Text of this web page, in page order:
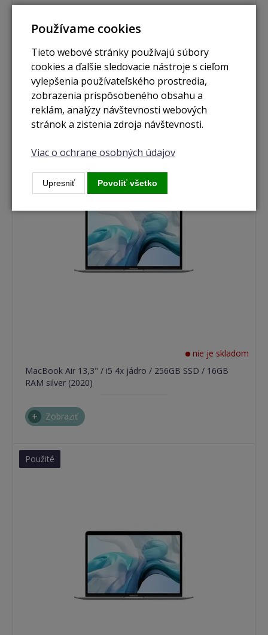
RAM gold (2020) CTO
Zobraziť
Použité
nie je skladom
MacBook Air 13,3" / i5 4x jádro / 256GB SSD / 16GB
RAM silver (2020)
Zobraziť
Použité
Používame cookies
Tieto webové stránky používajú súbory
cookies a ďalšie sledovacie nástroje s cieľom
vylepšenia používateľského prostredia,
zobrazenia prispôsobeného obsahu a
reklám, analýzy návštevnosti webových
stránok a zistenia zdroja návštevnosti.
Viac o ochrane osobných údajov
Upresniť Povoliť všetko